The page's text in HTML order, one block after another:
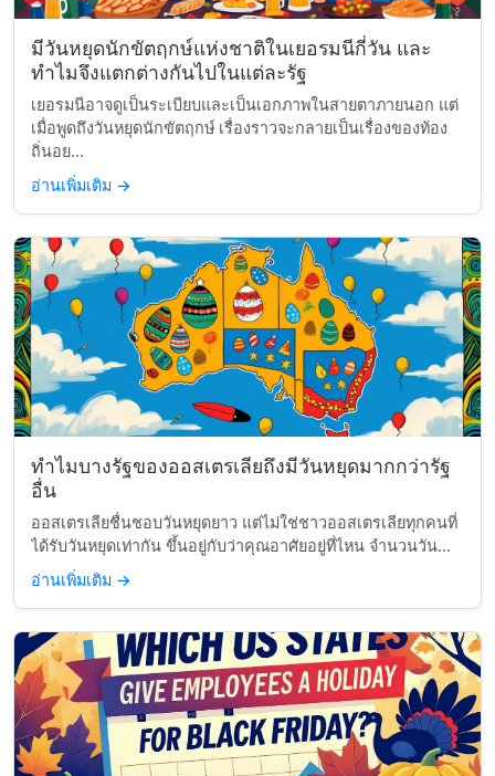
มีวันหยุดนักขัตฤกษ์แห่งชาติในเยอรมนีกี่วัน และ
ทำไมจึงแตกต่างกันไปในแต่ละรัฐ
เยอรมนีอาจดูเป็นระเบียบและเป็นเอกภาพในสายตาภายนอก แต่
เมื่อพูดถึงวันหยุดนักขัตฤกษ์ เรื่องราวจะกลายเป็นเรื่องของท้อง
ถิ่นอย...
อ่านเพิ่มเติม →
ทำไมบางรัฐของออสเตรเลียถึงมีวันหยุดมากกว่ารัฐ
อื่น
ออสเตรเลียชื่นชอบวันหยุดยาว แต่ไม่ใช่ชาวออสเตรเลียทุกคนที่
ได้รับวันหยุดเท่ากัน ขึ้นอยู่กับว่าคุณอาศัยอยู่ที่ไหน จำนวนวัน...
อ่านเพิ่มเติม →